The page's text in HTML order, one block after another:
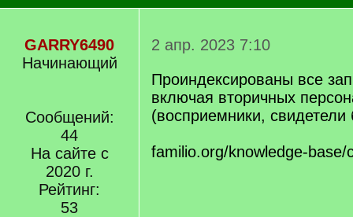
GARRY6490
Начинающий
Сообщений:
44
На сайте с
2020 г.
Рейтинг:
53
2 апр. 2023 7:10
Проиндексированы все
включая вторичных
(восприемники, свидетели
familio.org/knowledge-base/